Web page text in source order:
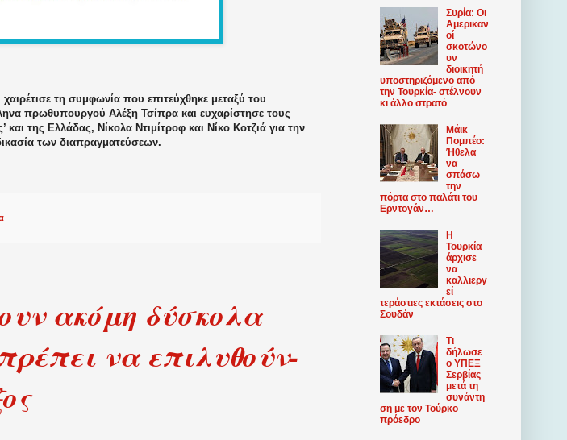
τη συμφωνία που επιτεύχθηκε μεταξύ του
πρωθυπουργού Αλέξη Τσίπρα και ευχαρίστησε τους
της Ελλάδας, Νίκολα Ντιμίτροφ και Νίκο Κοτζιά για την
των διαπραγματεύσεων.
ακόμη δύσκολα
να επιλυθούν-
Συρία: Οι
Αμερικαν
οί
σκοτώνο
υν
διοικητή
υποστηριζόμενο από
την Τουρκία- στέλνουν
κι άλλο στρατό
Μάικ
Πομπέο:
Ήθελα
να
σπάσω
την
πόρτα στο παλάτι του
Ερντογάν…
Η
Τουρκία
άρχισε
να
καλλιεργ
εί
τεράστιες εκτάσεις στο
Σουδάν
Τι
δήλωσε
ο ΥΠΕΞ
Σερβίας
μετά τη
συνάντη
ση με τον Τούρκο
πρόεδρο